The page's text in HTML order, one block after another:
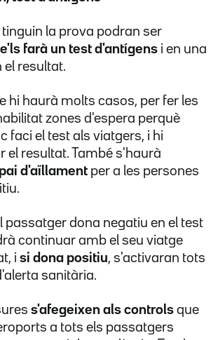
tinguin la prova podran ser
farà un test d'antígens i en una
el resultat.
hi haurà molts casos, per fer les
zones d'espera perquè
faci el test als viatgers, i hi
el resultat. També s'haurà
d'aïllament per a les persones
passatger dona negatiu en el test
continuar amb el seu viatge
i si dona positiu, s'activaran tots
sanitària.
s'afegeixen als controls que
a tots els passatgers